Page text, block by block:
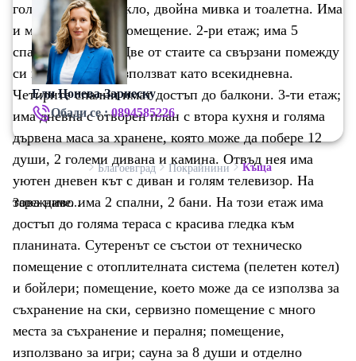
голям душ със стъкло, двойна мивка и тоалетна. Има
и малко перално помещение. 2-ри етаж; има 5
спални и 4 бани. Две от стаите са свързани помежду
си и могат да се използват като всекидневна.
Четирите спални имат достъп до балкони. 3-ти етаж;
има дневна с отворен план с втора кухня и голяма
дървена маса за хранене, която може да побере 12
души, 2 големи дивана и камина. Отвъд нея има
уютен дневен кът с диван и голям телевизор. На
това ниво има 2 спални, 2 бани. На този етаж има
достъп до голяма тераса с красива гледка към
планината. Сутеренът се състои от техническо
помещение с отоплителната система (пелетен котел)
и бойлери; помещение, което може да се използва за
съхранение на ски, сервизно помещение с много
места за съхранение и пералня; помещение,
използвано за игри; сауна за 8 души и отделно
Ели Цонева-Зарнеску
Обади се :0894585226
Благоевград Покрайнини Къща
Зареждаме...